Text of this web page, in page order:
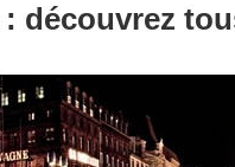
: découvrez